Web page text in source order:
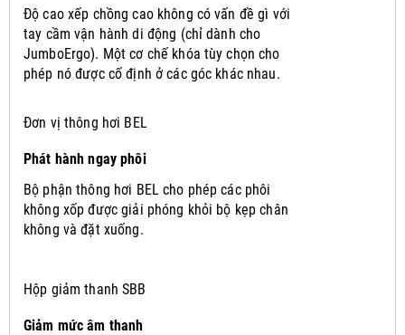
Độ cao xếp chồng cao không có vấn đề gì với
tay cầm vận hành di động (chỉ dành cho
JumboErgo). Một cơ chế khóa tùy chọn cho
phép nó được cố định ở các góc khác nhau.
Đơn vị thông hơi BEL
Phát hành ngay phôi
Bộ phận thông hơi BEL cho phép các phôi
không xốp được giải phóng khỏi bộ kẹp chân
không và đặt xuống.
Hộp giảm thanh SBB
Giảm mức âm thanh